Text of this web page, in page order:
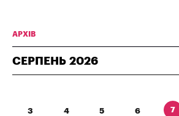
АРХІВ
СЕРПЕНЬ 2026
3 4 5 6 7